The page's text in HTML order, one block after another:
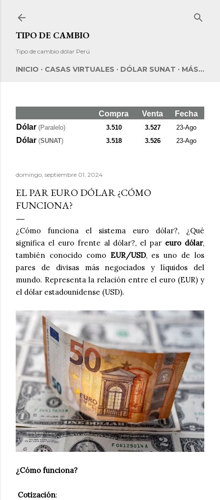
TIPO DE CAMBIO
Tipo de cambio dólar Perú
INICIO CASAS VIRTUALES DÓLAR SUNAT MÁS…
Compra Venta
Fecha
Dólar (Paralelo) 3.510 3.527 23-Ago
Dólar (SUNAT) 3.518 3.526 23-Ago
domingo, septiembre 01, 2024
EL PAR EURO DÓLAR ¿CÓMO
FUNCIONA?
¿Cómo funciona el sistema euro dólar?, ¿Qué
significa el euro frente al dólar?, el par euro dólar,
también conocido como EUR/USD, es uno de los
pares de divisas más negociados y líquidos del
mundo. Representa la relación entre el euro (EUR) y
el dólar estadounidense (USD).
¿Cómo funciona?
Cotización: